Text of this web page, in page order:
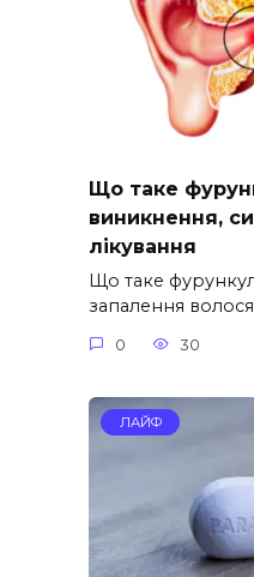
Що таке
виникнення,
лікування
Що таке
запалення
0 30
ЛАЙФ